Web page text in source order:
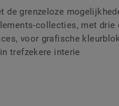
de grenzeloze
collecties, met drie
voor grafische
trefzekere interie